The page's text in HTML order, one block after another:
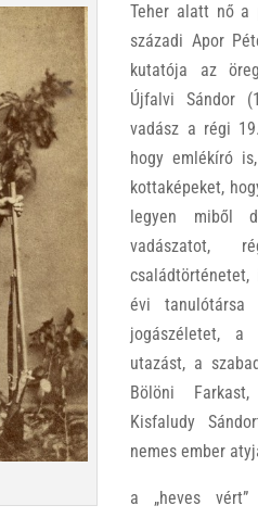
Teher alatt nő a
századi Apor
kutatója az
Újfalvi Sándor
vadász a régi
hogy emlékíró
kottaképeket,
legyen miből
vadászatot,
családtörténetet,
évi tanulótársa
jogászéletet, a
utazást, a
Bölöni
Kisfaludy
nemes ember
a „heves vért”